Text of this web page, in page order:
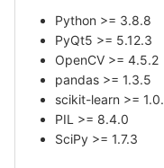
Python >= 3.8.8
PyQt5 >= 5.12.3
OpenCV >= 4.5.2
pandas >= 1.3.5
scikit-learn >=
PIL >= 8.4.0
SciPy >= 1.7.3